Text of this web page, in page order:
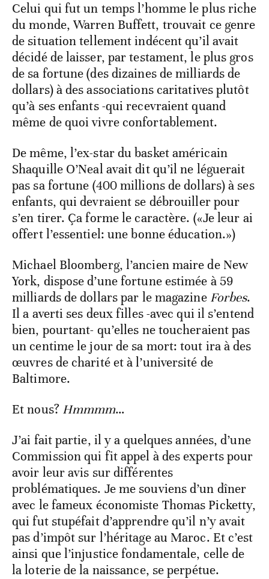
Celui qui fut un temps l’homme le plus riche
du monde, Warren Buffett, trouvait ce genre
de situation tellement indécent qu’il avait
décidé de laisser, par testament, le plus gros
de sa fortune (des dizaines de milliards de
dollars) à des associations caritatives plutôt
qu’à ses enfants -qui recevraient quand
même de quoi vivre confortablement.
De même, l’ex-star du basket américain
Shaquille O’Neal avait dit qu’il ne léguerait
pas sa fortune (400 millions de dollars) à ses
enfants, qui devraient se débrouiller pour
s’en tirer. Ça forme le caractère. («Je leur ai
offert l’essentiel: une bonne éducation.»)
Michael Bloomberg, l’ancien maire de New
York, dispose d’une fortune estimée à 59
milliards de dollars par le magazine Forbes.
Il a averti ses deux filles -avec qui il s’entend
bien, pourtant- qu’elles ne toucheraient pas
un centime le jour de sa mort: tout ira à des
œuvres de charité et à l’université de
Baltimore.
Et nous? Hmmmm…
J’ai fait partie, il y a quelques années, d’une
Commission qui fit appel à des experts pour
avoir leur avis sur différentes
problématiques. Je me souviens d’un dîner
avec le fameux économiste Thomas Picketty,
qui fut stupéfait d’apprendre qu’il n’y avait
pas d’impôt sur l’héritage au Maroc. Et c’est
ainsi que l’injustice fondamentale, celle de
la loterie de la naissance, se perpétue.